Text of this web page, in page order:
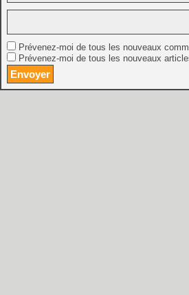
Prévenez-moi de tous les nouveaux
Prévenez-moi de tous les nouveaux